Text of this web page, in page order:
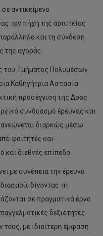
αντικείμενο
τον πήχη της αριστείας
και τη σύνδεση
της αγοράς.
του Τμήματος Πολυμέσων
Καθηγήτρια Ασπασία
προσέγγιση της Δρος
συνδυασμό έρευνας και
διαρκώς μέσω
φοιτητές και
και διεθνές επίπεδο.
με συνέπεια την έρευνά
δίνοντας τη
σε πραγματικά έργα
δεξιότητες
με ιδιαίτερη έμφαση